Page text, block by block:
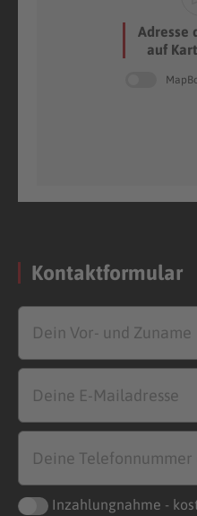
Adresse
auf
Kontaktformular
Inzahlungnahme -